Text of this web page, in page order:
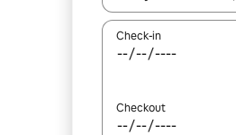
Check-in
Checkout